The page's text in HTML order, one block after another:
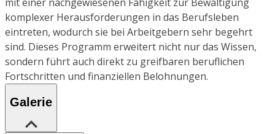
komplexer Herausforderungen in das Berufsleben
eintreten, wodurch sie bei Arbeitgebern sehr begehrt
sind. Dieses Programm erweitert nicht nur das Wissen,
sondern führt auch direkt zu greifbaren beruflichen
Fortschritten und finanziellen Belohnungen.
Galerie